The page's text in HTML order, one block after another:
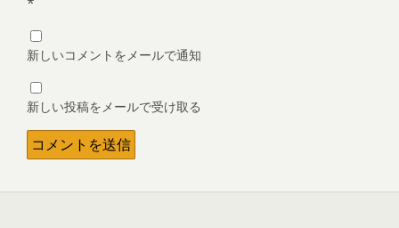
新しいコメントをメールで通知
新しい投稿をメールで受け取る